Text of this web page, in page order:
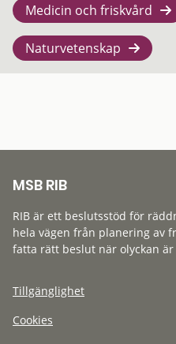
Medicin och friskvård
Naturvetenskap
MSB RIB
RIB är ett beslutsstöd för
hela vägen från planering av
fatta rätt beslut när olyckan
Tillgänglighet
Cookies